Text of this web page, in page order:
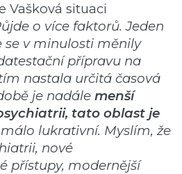
Vašková situaci
o více faktorů. Jeden
se v minulosti měnily
přípravu na
nastala určitá časová
je nadále menší
tato oblast je
lukrativní. Myslím, že
nové
přístupy, modernější